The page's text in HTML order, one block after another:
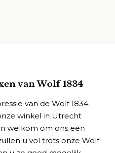
van Wolf 1834
van de Wolf 1834
winkel in Utrecht
welkom om ons een
u vol trots onze Wolf